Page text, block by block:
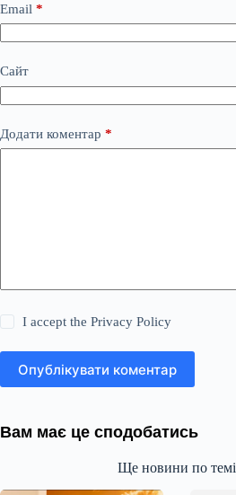
Email *
Сайт
Додати коментар *
I accept thePrivacy Policy
Опублікувати коментар
Вам має це сподобатись
Ще новини по темі